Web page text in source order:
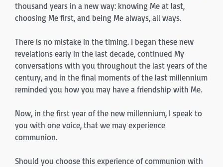
thousand years in a new way: knowing Me at last,
choosing Me first, and being Me always, all ways.
There is no mistake in the timing. I began these new
revelations early in the last decade, continued My
conversations with you throughout the last years of the
century, and in the final moments of the last millennium
reminded you how you may have a friendship with Me.
Now, in the first year of the new millennium, I speak to
you with one voice, that we may experience
communion.
Should you choose this experience of communion with